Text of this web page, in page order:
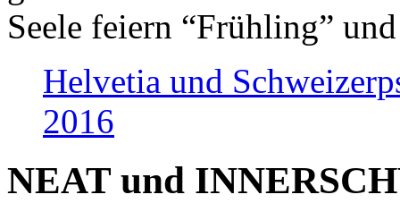
Seele feiern “Frühling”
Helvetia und
2016
NEAT und